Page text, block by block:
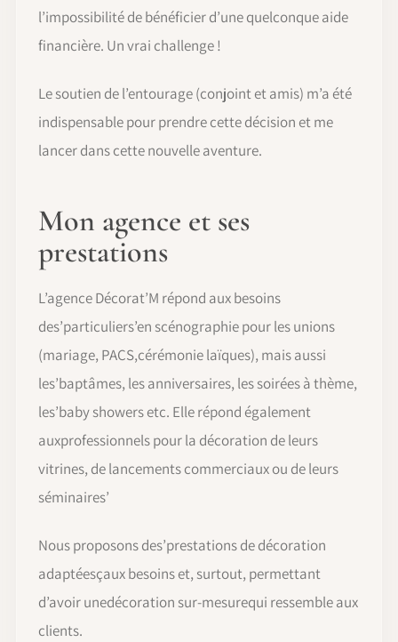
l’impossibilité de bénéficier d’une quelconque aide
financière. Un vrai challenge !
Le soutien de l’entourage (conjoint et amis) m’a été
indispensable pour prendre cette décision et me
lancer dans cette nouvelle aventure.
Mon agence et ses
prestations
L’agence Décorat’M répond aux besoins
des’particuliers’en scénographie pour les unions
(mariage, PACS,cérémonie laïques), mais aussi
les’baptâmes, les anniversaires, les soirées à thème,
les’baby showers etc. Elle répond également
auxprofessionnels pour la décoration de leurs
vitrines, de lancements commerciaux ou de leurs
séminaires’
Nous proposons des’prestations de décoration
adaptéesçaux besoins et, surtout, permettant
d’avoir unedécoration sur-mesurequi ressemble aux
clients.